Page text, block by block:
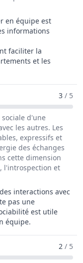
en équipe est
informations
faciliter la
et les
Ingénieur /3 / 5
d'une
les autres. Les
expressifs et
des échanges
cette dimension
l'introspection et
interactions avec
pas une
est utile
équipe.
Ingénieur /2 / 5